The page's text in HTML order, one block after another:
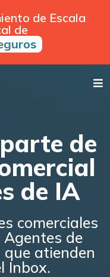
de Escala
de
de
de IA
comerciales
de
atienden
Inbox.